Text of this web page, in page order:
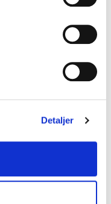
Detaljer